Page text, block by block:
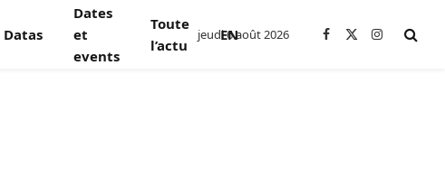
Datas
Dates
et
events
Toute
l’actu
EN
jeudi 6 août 2026 Facebook
X
Instagram